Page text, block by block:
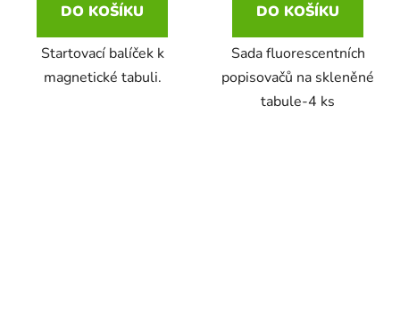
DO KOŠÍKU
Startovací balíček k
magnetické tabuli.
DO KOŠÍKU
Sada fluorescentních
popisovačů na skleněné
tabule-4 ks